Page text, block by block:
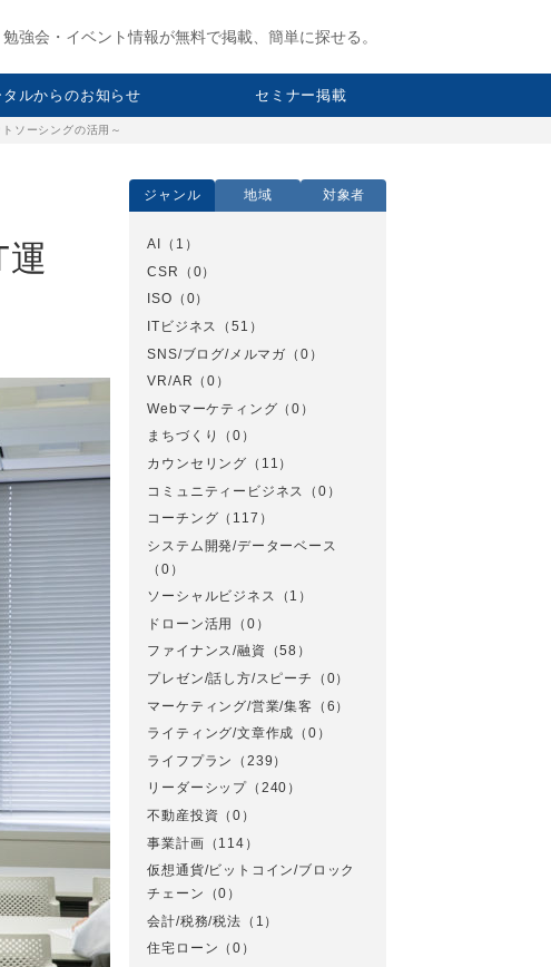
強会・イベント情報が無料で掲載、簡単に探せる。
ルからのお知らせ セミナー掲載
ソーシングの活用～
ジャンル 地域 対象者
AI
（1）
CSR
（0）
ISO （0）
ITビジネス
（51）
SNS/ブログ/メルマガ （0）
VR/AR （0）
Webマーケティング （0）
まちづくり
（0）
カウンセリング （11）
コミュニティービジネス
（0）
コーチング （117）
システム開発/データーベース
（0）
ソーシャルビジネス
（1）
ドローン活用
（0）
ファイナンス/融資 （58）
プレゼン/話し方/スピーチ
（0）
マーケティング/営業/集客 （6）
ライティング/文章作成 （0）
ライフプラン
（239）
リーダーシップ （240）
不動産投資 （0）
事業計画 （114）
仮想通貨/ビットコイン/ブロック
チェーン
（0）
会計/税務/税法 （1）
住宅ローン （0）